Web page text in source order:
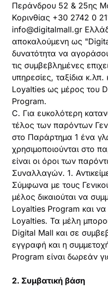
Περάνδρου 52 & 25ης
Κορινθίας +30 2742 0
info@digitalmall.gr
αποκαλούμενη ως
δυνατότητα να
τις συμβεβλημένες
υπηρεσίες, ταξίδια
Loyalties ως μέρος του
Program.
C. Για ευκολότερη
τέλος των παρόντων
στο Παράρτημα 1 ένα
χρησιμοποιούνται στο
είναι οι όροι των
Συναλλαγών. 1.
Σύμφωνα με τους
μέλος δικαιούται να
Loyalties Program και να
Loyalties. Τα μέλη
Digital Mall και σε
εγγραφή και η
Program είναι δωρεάν
2. Συμβατική βάση